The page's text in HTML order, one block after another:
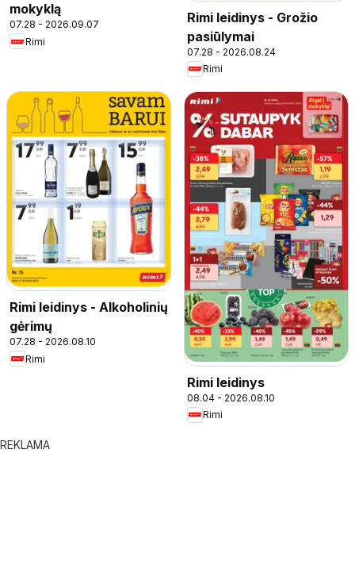
mokyklą
07.28 - 2026.09.07
Rimi
Rimi leidinys - Grožio
pasiūlymai
07.28 - 2026.08.24
Rimi
Rimi leidinys - Alkoholinių
gėrimų
07.28 - 2026.08.10
Rimi
Rimi leidinys
08.04 - 2026.08.10
Rimi
REKLAMA